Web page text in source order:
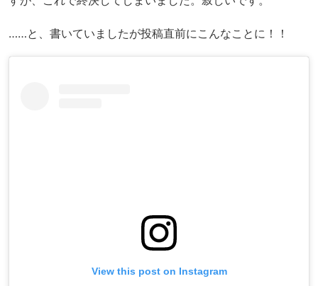
……と、書いていましたが投稿直前にこんなことに！！
View this post on Instagram